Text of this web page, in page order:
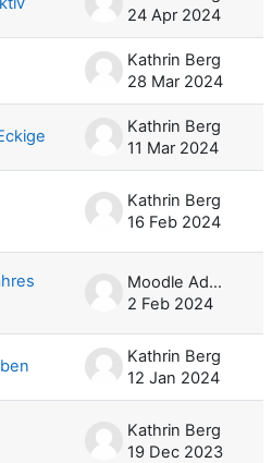
24 Apr 2024
Kathrin Berg
28 Mar 2024
Kathrin Berg
11 Mar 2024
Kathrin Berg
16 Feb 2024
Moodle Admin
2 Feb 2024
Kathrin Berg
12 Jan 2024
Kathrin Berg
19 Dec 2023